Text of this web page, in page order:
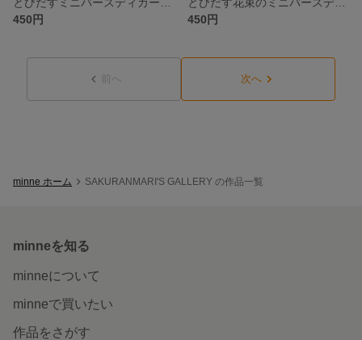
450円
450円
前へ 次へ
minne ホーム SAKURANMARI'S GALLERY の作品一覧
minneを知る
minneについて
minneで買いたい
作品をさがす